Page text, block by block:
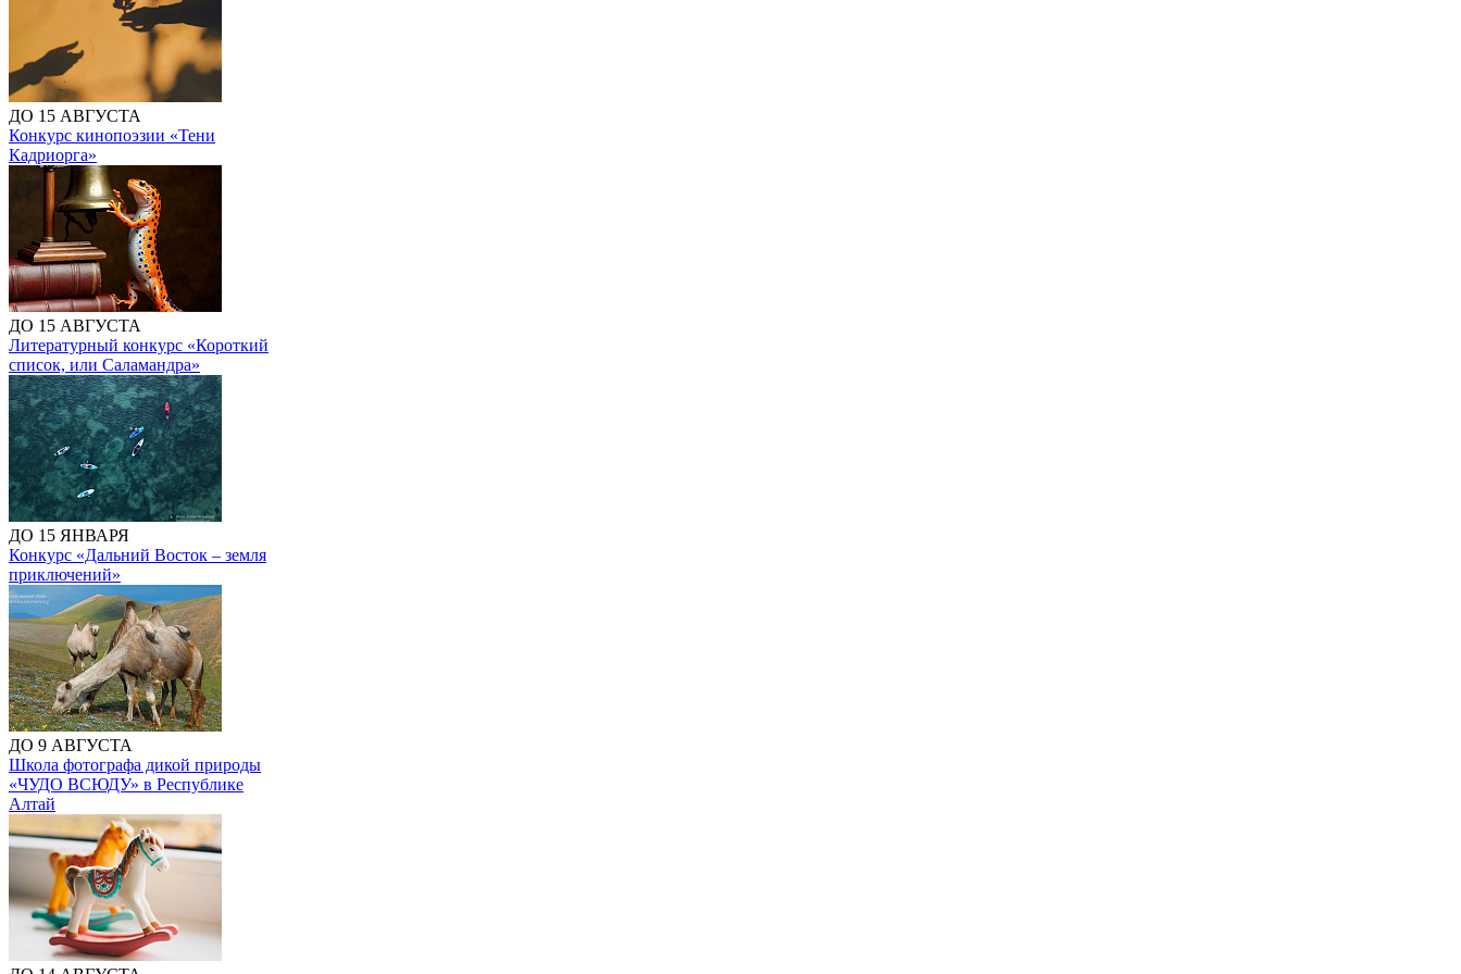
ДО 15 АВГУСТА
Конкурс кинопоэзии «Тени
Кадриорга»
ДО 15 АВГУСТА
Литературный конкурс «Короткий
список, или Саламандра»
ДО 15 ЯНВАРЯ
Конкурс «Дальний Восток – земля
приключений»
ДО 9 АВГУСТА
Школа фотографа дикой природы
«ЧУДО ВСЮДУ» в Республике
Алтай